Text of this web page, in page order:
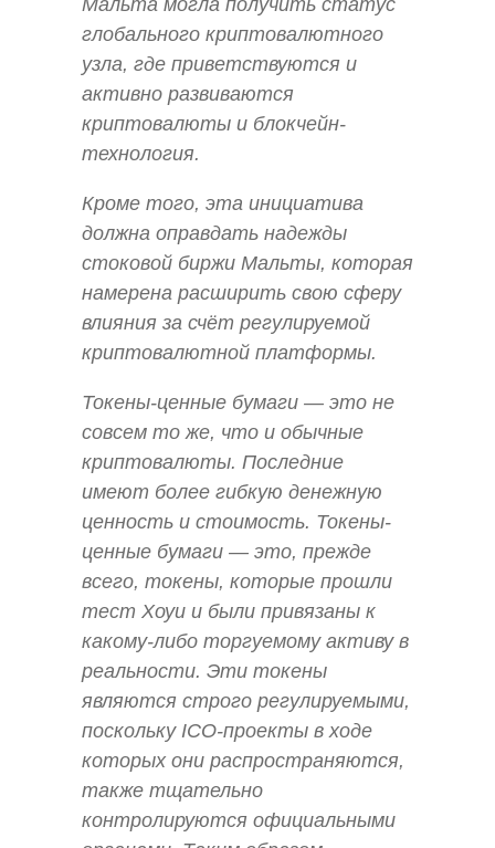
глобального криптовалютного
узла, где приветствуются и
активно развиваются
криптовалюты и блокчейн-
технология.
Кроме того, эта инициатива
должна оправдать надежды
стоковой биржи Мальты, которая
намерена расширить свою сферу
влияния за счёт регулируемой
криптовалютной платформы.
Токены-ценные бумаги — это не
совсем то же, что и обычные
криптовалюты. Последние
имеют более гибкую денежную
ценность и стоимость. Токены-
ценные бумаги — это, прежде
всего, токены, которые прошли
тест Хоуи и были привязаны к
какому-либо торгуемому активу в
реальности. Эти токены
являются строго регулируемыми,
поскольку ICO-проекты в ходе
которых они распространяются,
также тщательно
контролируются официальными